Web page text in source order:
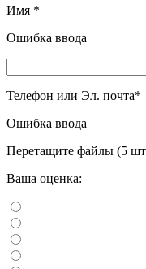
Имя *
Ошибка ввода
Телефон или Эл. почта*
Ошибка ввода
Перетащите файлы (5
Ваша оценка: